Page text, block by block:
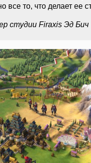
то, что делает ее
студии Firaxis Эд Бич